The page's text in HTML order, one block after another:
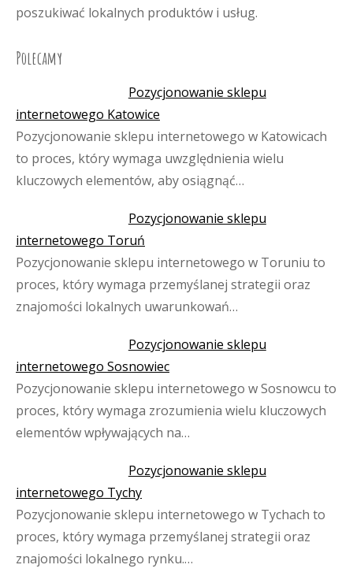
poszukiwać lokalnych produktów i usług.
Polecamy
Pozycjonowanie sklepu
internetowego Katowice
Pozycjonowanie sklepu internetowego w Katowicach
to proces, który wymaga uwzględnienia wielu
kluczowych elementów, aby osiągnąć…
Pozycjonowanie sklepu
internetowego Toruń
Pozycjonowanie sklepu internetowego w Toruniu to
proces, który wymaga przemyślanej strategii oraz
znajomości lokalnych uwarunkowań…
Pozycjonowanie sklepu
internetowego Sosnowiec
Pozycjonowanie sklepu internetowego w Sosnowcu to
proces, który wymaga zrozumienia wielu kluczowych
elementów wpływających na…
Pozycjonowanie sklepu
internetowego Tychy
Pozycjonowanie sklepu internetowego w Tychach to
proces, który wymaga przemyślanej strategii oraz
znajomości lokalnego rynku.…